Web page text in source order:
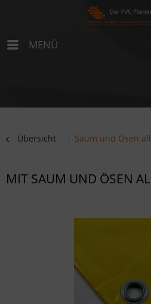
MENÜ
Übersicht Saum und Ösen
MIT SAUM UND ÖSEN